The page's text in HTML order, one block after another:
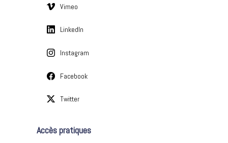
Vimeo
LinkedIn
Instagram
Facebook
Twitter
Accès pratiques